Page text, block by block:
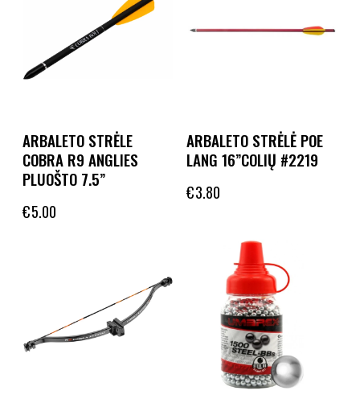
ARBALETO STRĖLE
COBRA R9 ANGLIES
PLUOŠTO 7.5”
€5.00
ARBALETO STRĖLĖ POE
LANG 16”COLIŲ #2219
€3.80